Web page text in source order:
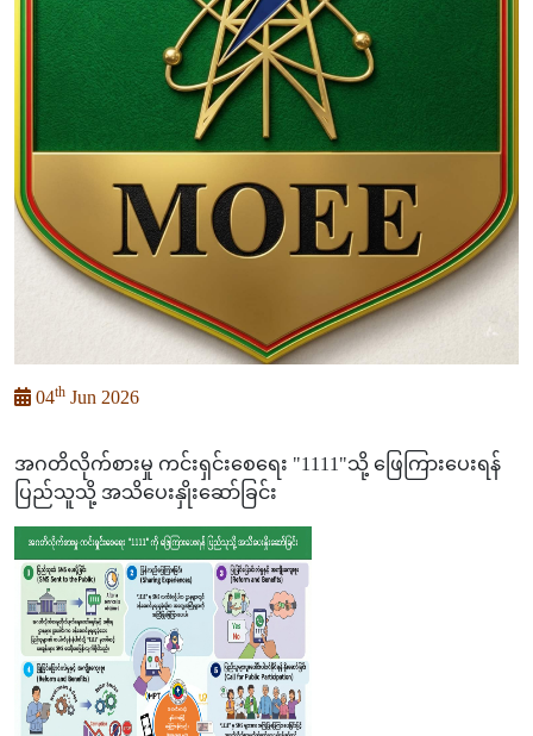
04th Jun 2026
အဂတိလိုက်စားမှု ကင်းရှင်းစေရေး "1111"သို့ ဖြေကြားပေးရန်
ပြည်သူသို့ အသိပေးနှိုးဆော်ခြင်း